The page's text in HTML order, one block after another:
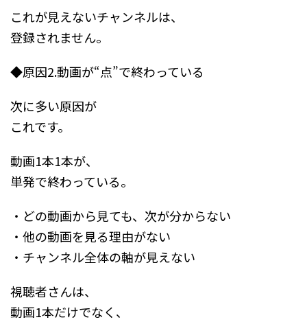
これが見えないチャンネルは、
登録されません。
◆原因2.動画が“点”で終わっている
次に多い原因が
これです。
動画1本1本が、
単発で終わっている。
・どの動画から見ても、次が分からない
・他の動画を見る理由がない
・チャンネル全体の軸が見えない
視聴者さんは、
動画1本だけでなく、